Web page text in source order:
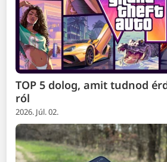
TOP 5 dolog, amit tudnod
ról
2026. Júl. 02.